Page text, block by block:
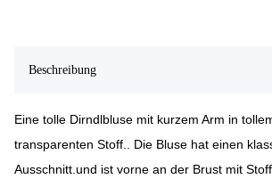
Beschreibung
Eine tolle Dirndlbluse mit kurzem Arm in
transparenten Stoff.. Die Bluse hat einen
Ausschnitt.und ist vorne an der Brust mit